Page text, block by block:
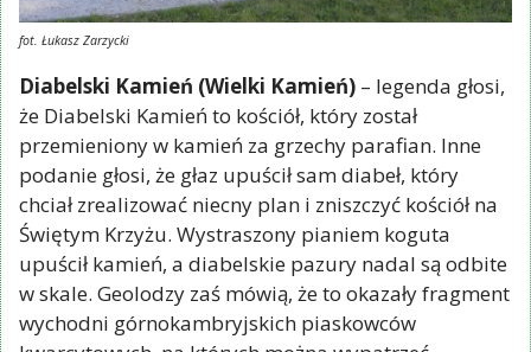
fot. Łukasz Zarzycki
Diabelski Kamień (Wielki Kamień) – legenda głosi,
że Diabelski Kamień to kościół, który został
przemieniony w kamień za grzechy parafian. Inne
podanie głosi, że głaz upuścił sam diabeł, który
chciał zrealizować niecny plan i zniszczyć kościół na
Świętym Krzyżu. Wystraszony pianiem koguta
upuścił kamień, a diabelskie pazury nadal są odbite
w skale. Geolodzy zaś mówią, że to okazały fragment
wychodni górnokambryjskich piaskowców